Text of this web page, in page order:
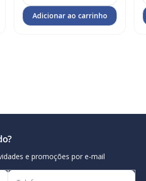
Adicionar ao carrinho
e promoções por e-mail